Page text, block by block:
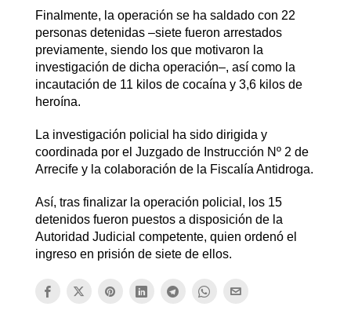
Finalmente, la operación se ha saldado con 22
personas detenidas –siete fueron arrestados
previamente, siendo los que motivaron la
investigación de dicha operación–, así como la
incautación de 11 kilos de cocaína y 3,6 kilos de
heroína.
La investigación policial ha sido dirigida y
coordinada por el Juzgado de Instrucción Nº 2 de
Arrecife y la colaboración de la Fiscalía Antidroga.
Así, tras finalizar la operación policial, los 15
detenidos fueron puestos a disposición de la
Autoridad Judicial competente, quien ordenó el
ingreso en prisión de siete de ellos.